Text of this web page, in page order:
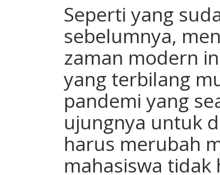
Seperti yang
sebelumnya,
zaman modern
yang terbilang
pandemi yang
ujungnya untuk
harus merubah
mahasiswa tidak